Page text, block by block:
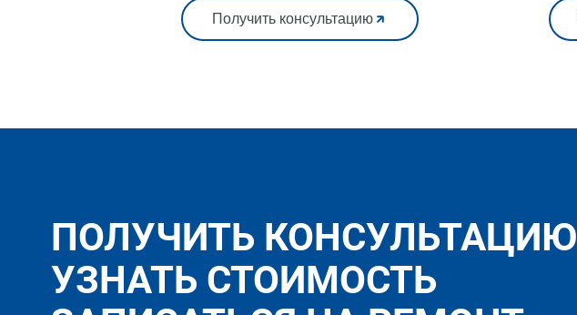
Получить консультацию
ПОЛУЧИТЬ КОНСУЛЬТАЦИЮ
УЗНАТЬ СТОИМОСТЬ